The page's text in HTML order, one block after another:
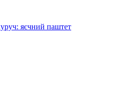
яєчний паштет